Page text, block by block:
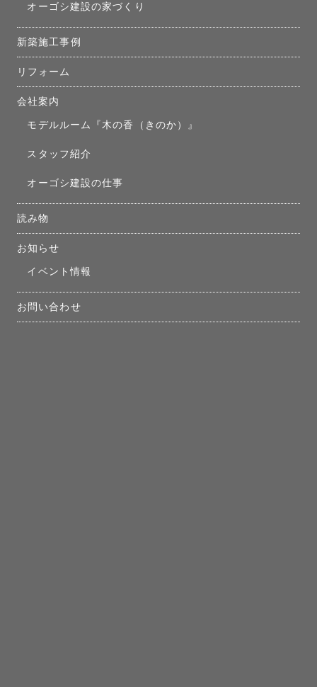
オーゴシ建設の家づくり
新築施工事例
リフォーム
会社案内
モデルルーム『木の香（きのか）』
スタッフ紹介
オーゴシ建設の仕事
読み物
お知らせ
イベント情報
お問い合わせ